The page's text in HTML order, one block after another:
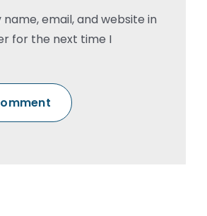
name, email, and website in
for the next time I